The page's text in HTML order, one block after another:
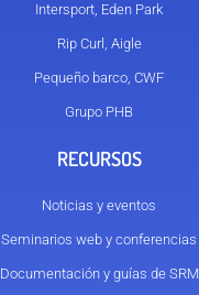
Intersport, Eden Park
Rip Curl, Aigle
Pequeño barco, CWF
Grupo PHB
RECURSOS
Noticias y eventos
Seminarios web y conferencias
Documentación y guías de SRM